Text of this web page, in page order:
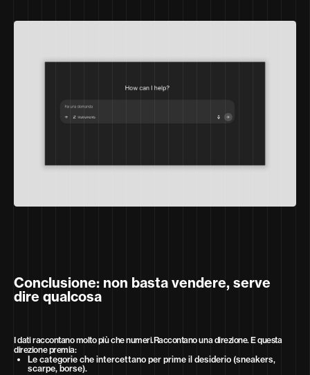
Conclusione: non basta vendere, serve
dire qualcosa
I dati raccontano molto più che numeri.Raccontano una direzione. E questa
direzione premia:
Le categorie che intercettano per prime il desiderio (sneakers,
scarpe, borse).